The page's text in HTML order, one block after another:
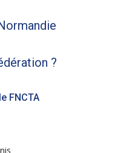
?
FNCTA